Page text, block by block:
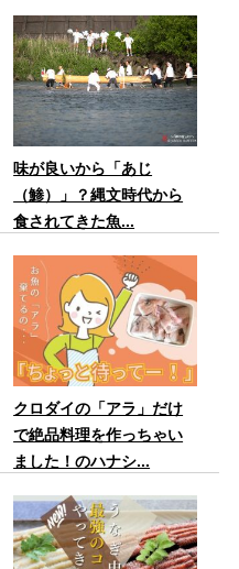
味が良いから「あじ
（鯵）」？縄文時代から
食されてきた魚...
クロダイの「アラ」だけ
で絶品料理を作っちゃい
ました！のハナシ...